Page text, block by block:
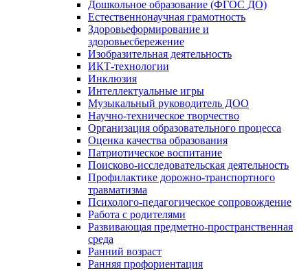
Дошкольное образование (ФГОС ДО)
Естественнонаучная грамотность
Здоровьеформирование и
здоровьесбережение
Изобразительная деятельность
ИКТ-технологии
Инклюзия
Интеллектуальные игры
Музыкальный руководитель ДОО
Научно-техническое творчество
Организация образовательного процесса
Оценка качества образования
Патриотическое воспитание
Поисково-исследовательская деятельность
Профилактике дорожно-транспортного
травматизма
Психолого-педагогическое сопровождение
Работа с родителями
Развивающая предметно-пространственная
среда
Ранний возраст
Ранняя профориентация